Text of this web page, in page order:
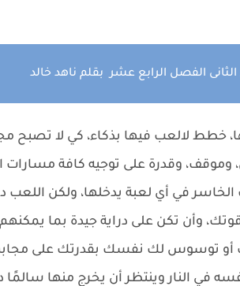
الفصل الرابع عشر بقلم ناهد خالد
خطط لالعب فيها بذكاء، كي لا تصبح
وقدرة على توجيه كافة مسارات
في أي لعبة يدخلها، ولكن اللعب
وأن تكن على دراية جيدة بما
أو توسوس لك نفسك بقدرتك على
في النار وينتظر أن يخرج منها سالمًا